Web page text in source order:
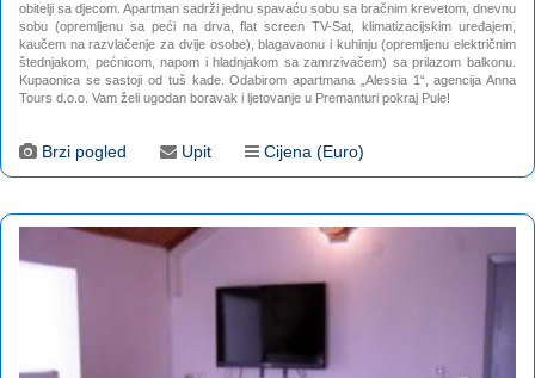
obitelji sa djecom. Apartman sadrži jednu spavaću sobu sa bračnim krevetom, dnevnu
sobu (opremljenu sa peći na drva, flat screen TV-Sat, klimatizacijskim uređajem,
kaučem na razvlačenje za dvije osobe), blagavaonu i kuhinju (opremljenu električnim
štednjakom, pećnicom, napom i hladnjakom sa zamrzivačem) sa prilazom balkonu.
Kupaonica se sastoji od tuš kade. Odabirom apartmana „Alessia 1“, agencija Anna
Tours d.o.o. Vam želi ugodan boravak i ljetovanje u Premanturi pokraj Pule!
Brzi pogled Upit Cijena (Euro)